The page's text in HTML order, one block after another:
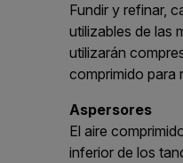
Fundir y refinar,
utilizables de las
utilizarán
comprimido para
Aspersores
El aire
inferior de los